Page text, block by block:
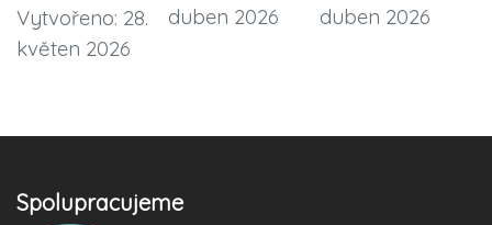
Vytvořeno: 28.
květen 2026
duben 2026
duben 2026
Spolupracujeme